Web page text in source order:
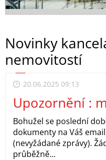
Novinky
nemovitostí
20.06.2025 09:13
Upozornění :
Bohužel se poslední
dokumenty na Váš
(nevyžádané zprávy).
průběžně...